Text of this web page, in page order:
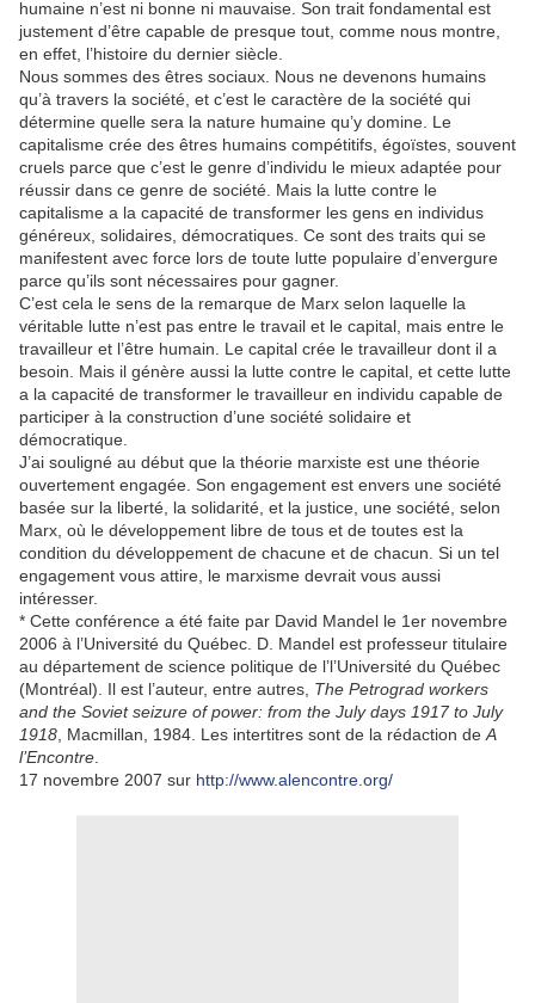
humaine n’est ni bonne ni mauvaise. Son trait fondamental est
justement d’être capable de presque tout, comme nous montre,
en effet, l’histoire du dernier siècle.
Nous sommes des êtres sociaux. Nous ne devenons humains
qu’à travers la société, et c’est le caractère de la société qui
détermine quelle sera la nature humaine qu’y domine. Le
capitalisme crée des êtres humains compétitifs, égoïstes, souvent
cruels parce que c’est le genre d’individu le mieux adaptée pour
réussir dans ce genre de société. Mais la lutte contre le
capitalisme a la capacité de transformer les gens en individus
généreux, solidaires, démocratiques. Ce sont des traits qui se
manifestent avec force lors de toute lutte populaire d’envergure
parce qu’ils sont nécessaires pour gagner.
C’est cela le sens de la remarque de Marx selon laquelle la
véritable lutte n’est pas entre le travail et le capital, mais entre le
travailleur et l’être humain. Le capital crée le travailleur dont il a
besoin. Mais il génère aussi la lutte contre le capital, et cette lutte
a la capacité de transformer le travailleur en individu capable de
participer à la construction d’une société solidaire et
démocratique.
J’ai souligné au début que la théorie marxiste est une théorie
ouvertement engagée. Son engagement est envers une société
basée sur la liberté, la solidarité, et la justice, une société, selon
Marx, où le développement libre de tous et de toutes est la
condition du développement de chacune et de chacun. Si un tel
engagement vous attire, le marxisme devrait vous aussi
intéresser.
* Cette conférence a été faite par David Mandel le 1er novembre
2006 à l’Université du Québec. D. Mandel est professeur titulaire
au département de science politique de l’l’Université du Québec
(Montréal). Il est l’auteur, entre autres, The Petrograd workers
and the Soviet seizure of power: from the July days 1917 to July
1918 , Macmillan, 1984. Les intertitres sont de la rédaction de A
l’Encontre
17 novembre 2007 sur http://www.alencontre.org/